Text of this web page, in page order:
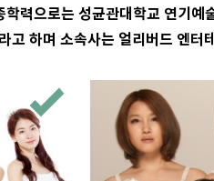
력으로는 성균관대학교 연기예
고 하며 소속사는 얼리버드 엔터